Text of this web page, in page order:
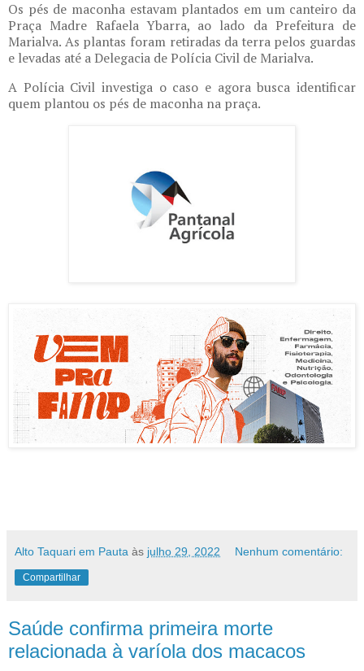
Os pés de maconha estavam plantados em um canteiro da
Praça Madre Rafaela Ybarra, ao lado da Prefeitura de
Marialva. As plantas foram retiradas da terra pelos guardas
e levadas até a Delegacia de Polícia Civil de Marialva.
A Polícia Civil investiga o caso e agora busca identificar
quem plantou os pés de maconha na praça.
Alto Taquari em Pauta às julho 29, 2022 Nenhum comentário:
Compartilhar
Saúde confirma primeira morte
relacionada à varíola dos macacos